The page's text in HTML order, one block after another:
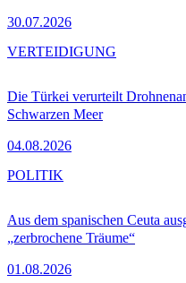
30.07.2026
Die Türkei verurteilt
Schwarzen Meer
04.08.2026
VERTEIDIGUNG
Aus dem spanischen Ceuta
„zerbrochene Träume“
01.08.2026
POLITIK